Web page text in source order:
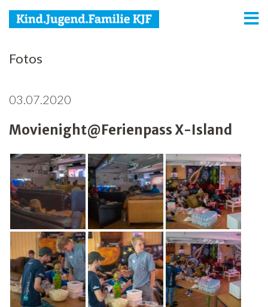
KJF
Jugend
Familie
Media
Agenda
Netzwerk
Spenden
Jobs
Freiwilligenarbeit
Fotos
03.07.2020
Movienight@Ferienpass X-Island